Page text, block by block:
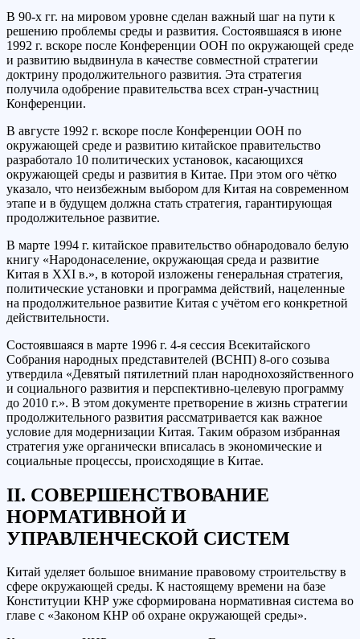
В 90-х гг. на мировом уровне сделан важный шаг на пути к
решению проблемы среды и развития. Состоявшаяся в июне
1992 г. вскоре после Конференции ООН по окружающей среде
и развитию выдвинула в качестве совместной стратегии
доктрину продолжительного развития. Эта стратегия
получила одобрение правительства всех стран-участниц
Конференции.
В августе 1992 г. вскоре после Конференции ООН по
окружающей среде и развитию китайское правительство
разработало 10 политических установок, касающихся
окружающей среды и развития в Китае. При этом ого чётко
указало, что неизбежным выбором для Китая на современном
этапе и в будущем должна стать стратегия, гарантирующая
продолжительное развитие.
В марте 1994 г. китайское правительство обнародовало белую
книгу «Народонаселение, окружающая среда и развитие
Китая в XXI в.», в которой изложены генеральная стратегия,
политические установки и программа действий, нацеленные
на продолжительное развитие Китая с учётом его конкретной
действительности.
Состоявшаяся в марте 1996 г. 4-я сессия Всекитайского
Собрания народных представителей (ВСНП) 8-ого созыва
утвердила «Девятый пятилетний план народнохозяйственного
и социального развития и перспективно-целевую программу
до 2010 г.». В этом документе претворение в жизнь стратегии
продолжительного развития рассматривается как важное
условие для модернизации Китая. Таким образом избранная
стратегия уже органически вписалась в экономические и
социальные процессы, происходящие в Китае.
II. СОВЕРШЕНСТВОВАНИЕ
НОРМАТИВНОЙ И
УПРАВЛЕНЧЕСКОЙ СИСТЕМ
Китай уделяет большое внимание правовому строительству в
сфере окружающей среды. К настоящему времени на базе
Конституции КНР уже сформирована нормативная система во
главе с «Законом КНР об охране окружающей среды».